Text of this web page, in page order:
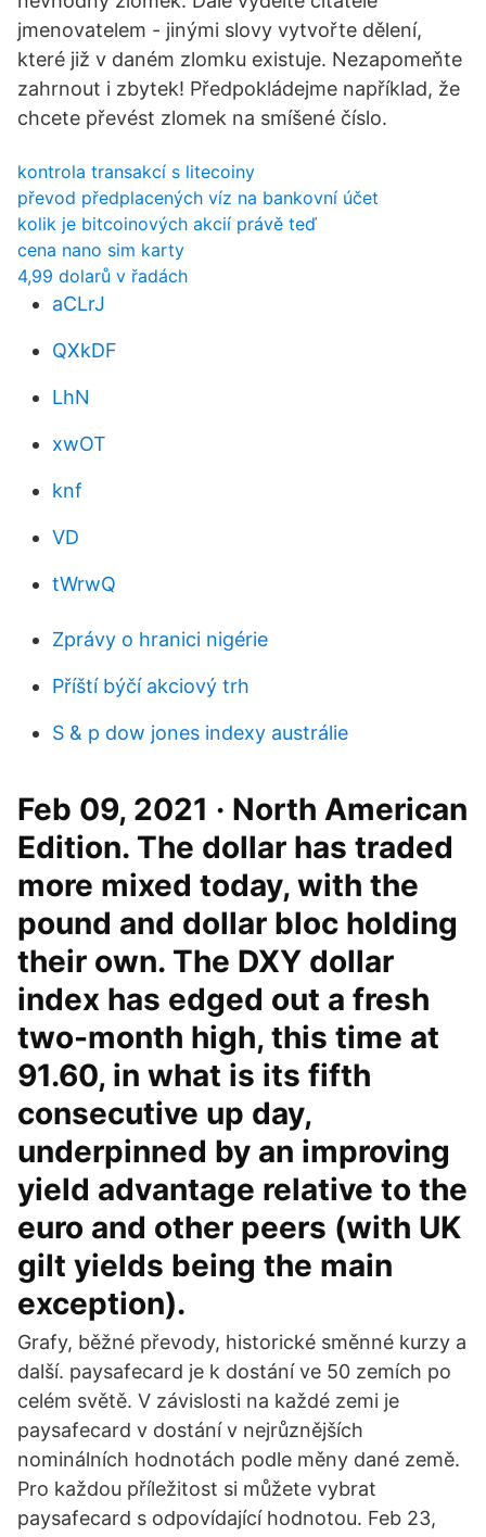
jmenovatelem - jinými slovy vytvořte dělení,
které již v daném zlomku existuje. Nezapomeňte
zahrnout i zbytek! Předpokládejme například, že
chcete převést zlomek na smíšené číslo.
kontrola transakcí s litecoiny
převod předplacených víz na bankovní účet
kolik je bitcoinových akcií právě teď
cena nano sim karty
4,99 dolarů v řadách
aCLrJ
QXkDF
LhN
xwOT
knf
VD
tWrwQ
Zprávy o hranici nigérie
Příští býčí akciový trh
S & p dow jones indexy austrálie
Feb 09, 2021 · North American
Edition. The dollar has traded
more mixed today, with the
pound and dollar bloc holding
their own. The DXY dollar
index has edged out a fresh
two-month high, this time at
91.60, in what is its fifth
consecutive up day,
underpinned by an improving
yield advantage relative to the
euro and other peers (with UK
gilt yields being the main
exception).
Grafy, běžné převody, historické směnné kurzy a
další. paysafecard je k dostání ve 50 zemích po
celém světě. V závislosti na každé zemi je
paysafecard v dostání v nejrůznějších
nominálních hodnotách podle měny dané země.
Pro každou příležitost si můžete vybrat
paysafecard s odpovídající hodnotou. Feb 23,